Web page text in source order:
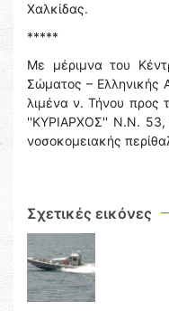
Χαλκίδας.
*****
Με μέριμνα του
Σώματος – Ελληνικής
λιμένα ν. Τήνου προς
''ΚΥΡΙΑΡΧΟΣ'' Ν.Ν. 53,
νοσοκομειακής
Σχετικές εικόνες